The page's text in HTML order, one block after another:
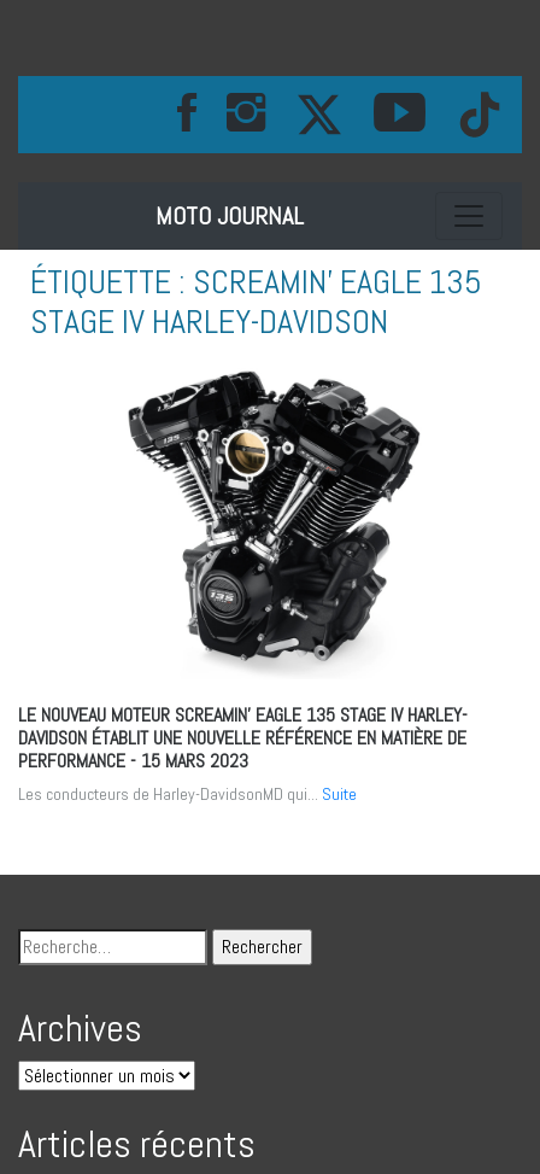
MOTO JOURNAL Toggle
ÉTIQUETTE : SCREAMIN’ EAGLE 135
STAGE IV HARLEY-DAVIDSON
LE NOUVEAU MOTEUR SCREAMIN’ EAGLE 135 STAGE IV HARLEY-
DAVIDSON ÉTABLIT UNE NOUVELLE RÉFÉRENCE EN MATIÈRE DE
PERFORMANCE- 15 MARS 2023
Les conducteurs de Harley-DavidsonMD qui... Suite
Archives
Articles récents